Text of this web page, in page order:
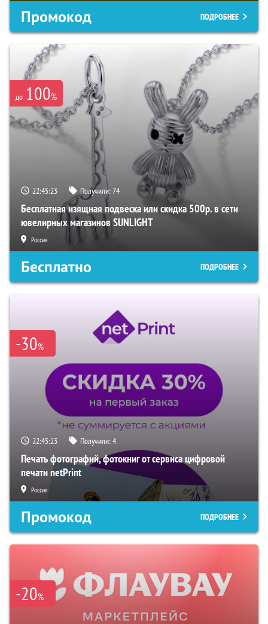
Промокод ПОДРОБНЕЕ
до 100%
22:45:22 Получили:74
Бесплатная изящная подвеска или скидка 500р. в сети
ювелирных магазинов SUNLIGHT
Россия
Бесплатно ПОДРОБНЕЕ
-30%
22:45:22 Получили:4
Печать фотографий, фотокниг от сервиса цифровой
печати netPrint
Россия
Промокод ПОДРОБНЕЕ
-20%